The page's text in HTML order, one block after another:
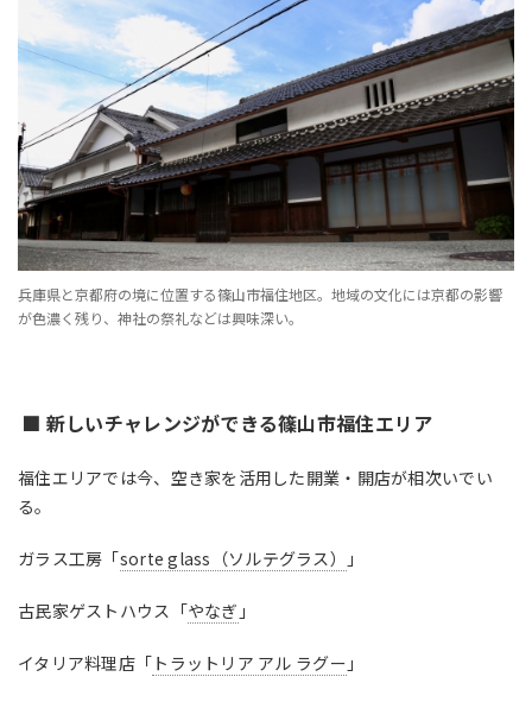
兵庫県と京都府の境に位置する篠山市福住地区。地域の文化には京都の影響
が色濃く残り、神社の祭礼などは興味深い。
■ 新しいチャレンジができる篠山市福住エリア
福住エリアでは今、空き家を活用した開業・開店が相次いでい
る。
ガラス工房「sorte glass （ソルテグラス） 」
古民家ゲストハウス「やなぎ 」
イタリア料理店「 トラットリア アル ラグー 」